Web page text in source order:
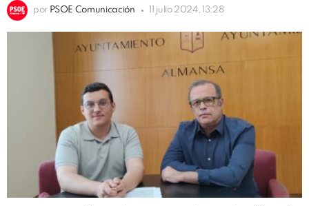
por PSOE Comunicación 11 julio 2024, 13:28